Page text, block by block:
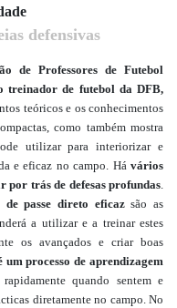
defensivas
de Professores de Futebol
treinador de futebol da DFB,
teóricos e os conhecimentos
como também mostra
utilizar para interiorizar e
e eficaz no campo. Há vários
por trás de defesas profundas.
passe direto eficazsão as
a utilizar e a treinar estes
os avançados e criar boas
processo de aprendizagem
quando sentem e
diretamente no campo. No